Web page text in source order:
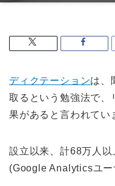
ディクテーションは、
取るという勉強法で、
果があると言われてい
設立以来、計68万人
(Google Analyticsユー